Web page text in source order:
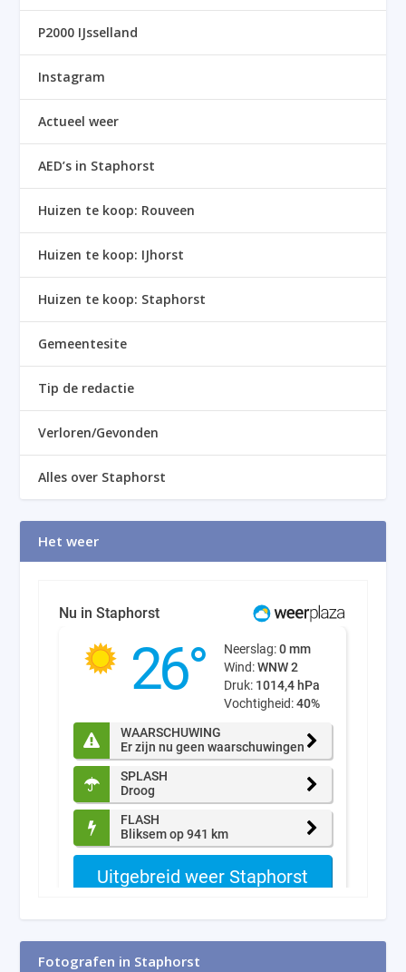
P2000 IJsselland
Instagram
Actueel weer
AED’s in Staphorst
Huizen te koop: Rouveen
Huizen te koop: IJhorst
Huizen te koop: Staphorst
Gemeentesite
Tip de redactie
Verloren/Gevonden
Alles over Staphorst
Het weer
Fotografen in Staphorst